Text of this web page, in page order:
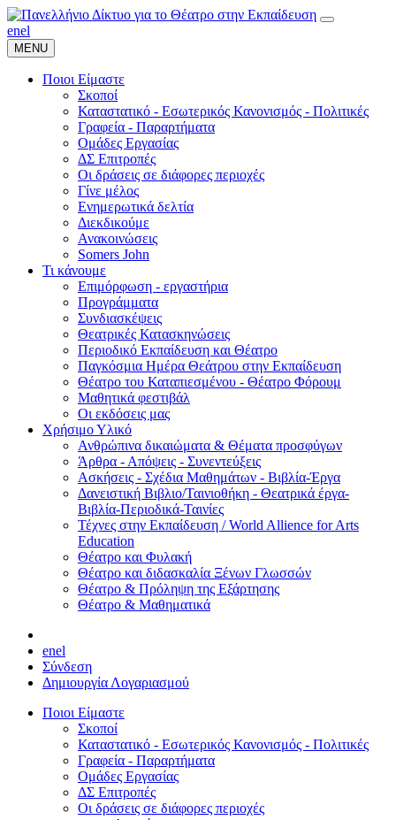
enel
MENU
Ποιοι Είμαστε
Σκοποί
Καταστατικό - Εσωτερικός Κανονισμός - Πολιτικές
Γραφεία - Παραρτήματα
Ομάδες Εργασίας
ΔΣ Επιτροπές
Οι δράσεις σε διάφορες περιοχές
Γίνε μέλος
Ενημερωτικά δελτία
Διεκδικούμε
Ανακοινώσεις
Somers John
Τι κάνουμε
Επιμόρφωση - εργαστήρια
Προγράμματα
Συνδιασκέψεις
Θεατρικές Κατασκηνώσεις
Περιοδικό Εκπαίδευση και Θέατρο
Παγκόσμια Ημέρα Θεάτρου στην Εκπαίδευση
Θέατρο του Καταπιεσμένου - Θέατρο Φόρουμ
Μαθητικά φεστιβάλ
Οι εκδόσεις μας
Χρήσιμο Υλικό
Ανθρώπινα δικαιώματα & Θέματα προσφύγων
Άρθρα - Απόψεις - Συνεντεύξεις
Ασκήσεις - Σχέδια Μαθημάτων - Βιβλία-Έργα
Δανειστική Βιβλιο/Ταινιοθήκη - Θεατρικά έργα-
Βιβλία-Περιοδικά-Ταινίες
Τέχνες στην Εκπαίδευση / World Allience for Arts
Education
Θέατρο και Φυλακή
Θέατρο και διδασκαλία Ξένων Γλωσσών
Θέατρο & Πρόληψη της Εξάρτησης
Θέατρο & Μαθηματικά
enel
Σύνδεση
Δημιουργία Λογαριασμού
Ποιοι Είμαστε
Σκοποί
Καταστατικό - Εσωτερικός Κανονισμός - Πολιτικές
Γραφεία - Παραρτήματα
Ομάδες Εργασίας
ΔΣ Επιτροπές
Οι δράσεις σε διάφορες περιοχές